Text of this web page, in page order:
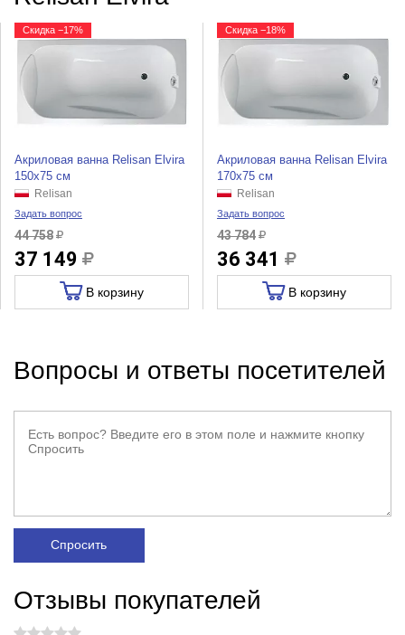
Скидка −17%
Акриловая ванна Relisan Elvira
150x75 см
Relisan
Задать вопрос
44 758
37 149
В корзину
Скидка −18%
Акриловая ванна Relisan Elvira
170x75 см
Relisan
Задать вопрос
43 784
36 341
В корзину
Вопросы и ответы посетителей
Спросить
Отзывы покупателей